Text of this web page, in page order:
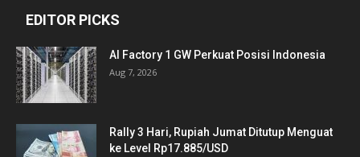
EDITOR PICKS
AI Factory 1 GW Perkuat Posisi Indonesia
Aug 7, 2026
Rally 3 Hari, Rupiah Jumat Ditutup Menguat
ke Level Rp17.885/USD